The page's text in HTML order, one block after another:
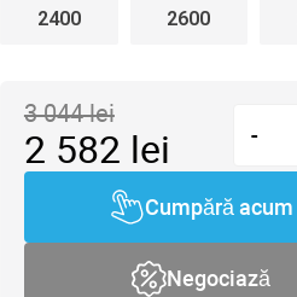
2400 2600
3 044lei
2 582 lei -
Cumpără acum
Negociază